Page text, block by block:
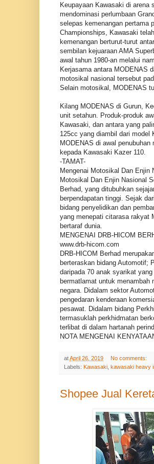
Keupayaan Kawasaki di arena
mendominasi perlumbaan
selepas kemenangan pertama
Championships, Kawasaki
kemenangan berturut-turut
sembilan kejuaraan AMA
awal tahun 1980-an melalui
Kerjasama antara MODENAS
motosikal nasional tersebut
Selain motosikal, MODENAS
Kilang MODENAS di Gurun,
unit setahun. Produk-produk
Kawasaki, dan antara yang
125cc yang diambil dari model
MODENAS di awal
kepada Kawasaki Kazer 110.
-TAMAT-
Mengenai Motosikal Dan Enjin
Motosikal Dan Enjin Nasional
Berhad, yang ditubuhkan
berpendapatan tinggi. Sejak
bidang penyelidikan dan
yang menepati citarasa rakyat
bertaraf dunia.
MENGENAI DRB-HICOM
www.drb-hicom.com
DRB-HICOM Berhad
berteraskan bidang Automotif;
daripada 70 anak syarikat
bermatlamat untuk menambah
negara. Didalam sektor
pengedaran kenderaan
pesawat. Didalam bidang
termasuklah perkhidmatan
terlibat di dalam hartanah
NOTA MENGENAI
atApril 26, 2019
No comments:
Labels: Kawasaki kawasaki heavy
Shopee Jual